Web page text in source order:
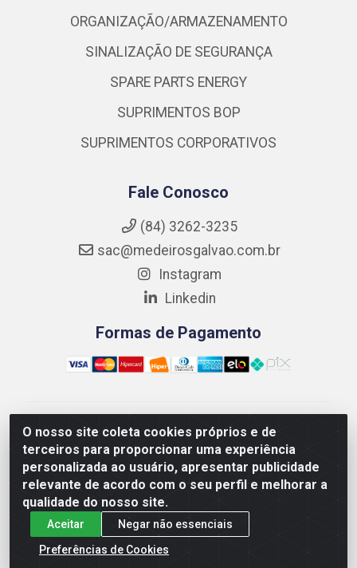
O nosso site coleta cookies próprios e de
terceiros para proporcionar uma experiência
personalizada ao usuário, apresentar publicidade
relevante de acordo com o seu perfil e melhorar a
qualidade do nosso site.
Aceitar
Negar não essenciais
Preferências de Cookies
ORGANIZAÇÃO/ARMAZENAMENTO
SINALIZAÇÃO DE SEGURANÇA
SPARE PARTS ENERGY
SUPRIMENTOS BOP
SUPRIMENTOS CORPORATIVOS
Fale Conosco
(84) 3262-3235
sac@medeirosgalvao.com.br
Instagram
Linkedin
Formas de Pagamento
Medeiros Galvão Soluções LTDA - Avenida Antônio
Severiano da Câmara - Br 406, 1111, Km 102 - Centro,
João Câmara/RN - CEP 59550-000 - CNPJ
01.347.878/0001-60